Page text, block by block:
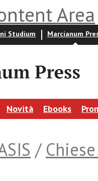
Area
Studium Marcianum
Novità Ebooks
/